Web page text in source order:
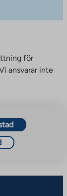
för
ansvarar inte